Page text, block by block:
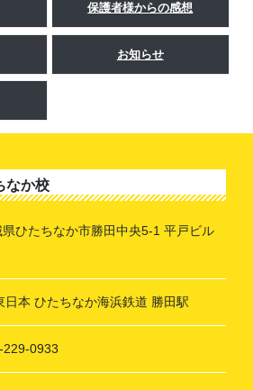
保護者様からの感想
お知らせ
なか校
県ひたちなか市勝田中央5-1 平戸ビル
日本 ひたちなか海浜鉄道 勝田駅
229-0933